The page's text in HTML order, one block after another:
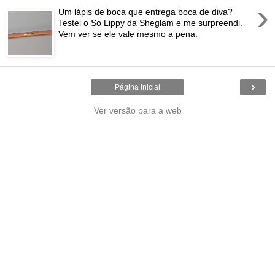
›
Um lápis de boca que entrega boca de diva?
Testei o So Lippy da Sheglam e me surpreendi.
Vem ver se ele vale mesmo a pena.
›
Página inicial
Ver versão para a web